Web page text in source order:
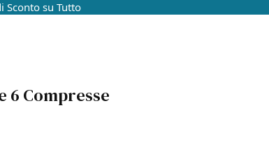
Sconto su Tutto
6 Compresse